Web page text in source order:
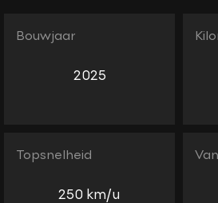
Bouwjaar
2025
Topsnelheid
250 km/u